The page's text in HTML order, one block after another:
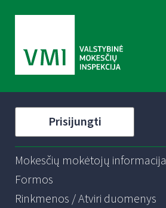
Prisijungti
Mokesčių mokėtojų informacija
Formos
Rinkmenos / Atviri duomenys